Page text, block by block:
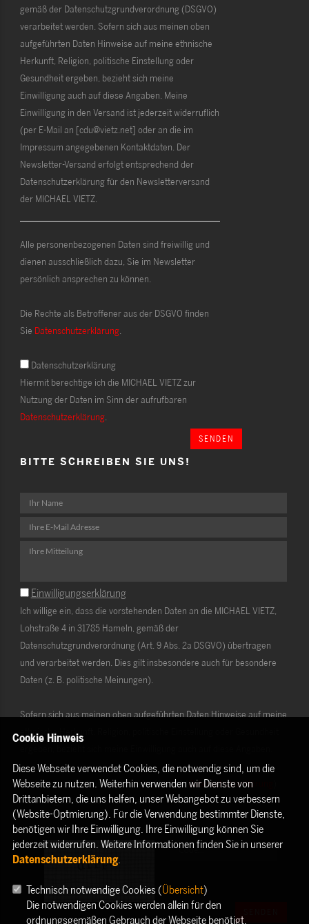
gemäß der Datenschutzgrundverordnung (DSGVO)
verarbeitet werden. Sofern sich aus meinen oben
aufgeführten Daten Hinweise auf meine ethnische
Herkunft, Religion, politische Einstellung oder
Gesundheit ergeben, bezieht sich meine
Einwilligung auch auf diese Angaben. Meine
Einwilligung in den Versand ist jederzeit widerruflich
(per E-Mail an [cdu@vietz.net] oder an die im
Impressum angegebenen Kontaktdaten. Der
Newsletter-Versand erfolgt entsprechend der
Datenschutzerklärung für den Newsletterversand
der MICHAEL VIETZ.
Alle personenbezogenen Daten sind freiwillig und
dienen ausschließlich dazu, Sie im Newsletter
persönlich ansprechen zu können.
Die Rechte als Betroffener aus der DSGVO finden
Sie Datenschutzerklärung.
Datenschutzerklärung
Hiermit berechtige ich die MICHAEL VIETZ zur
Nutzung der Daten im Sinn der aufrufbaren
Datenschutzerklärung.
SENDEN
BITTE SCHREIBEN SIE UNS!
Einwilligungserklärung
Ich willige ein, dass die vorstehenden Daten an die MICHAEL VIETZ,
Lohstraße 4 in 31785 Hameln, gemäß der
Datenschutzgrundverordnung (Art. 9 Abs. 2a DSGVO) übertragen
und verarbeitet werden. Dies gilt insbesondere auch für besondere
Daten (z. B. politische Meinungen).
Sofern sich aus meinen oben aufgeführten Daten Hinweise auf meine
ethnische Herkunft, Religion, politische Einstellung oder Gesundheit
Die Rechte als Betroffener aus der DSGVO ( Datenschutzerklärung
habe ich gelesen und verstanden.
Cookie Hinweis
Diese Webseite verwendet Cookies, die notwendig sind, um die
Webseite zu nutzen. Weiterhin verwenden wir Dienste von
Drittanbietern, die uns helfen, unser Webangebot zu verbessern
(Website-Optmierung). Für die Verwendung bestimmter Dienste,
benötigen wir Ihre Einwilligung. Ihre Einwilligung können Sie
jederzeit widerrufen. Weitere Informationen finden Sie in unserer
Datenschutzerklärung.
Technisch notwendige Cookies (Übersicht)
Die notwendigen Cookies werden allein für den
ordnungsgemäßen Gebrauch der Webseite benötigt.